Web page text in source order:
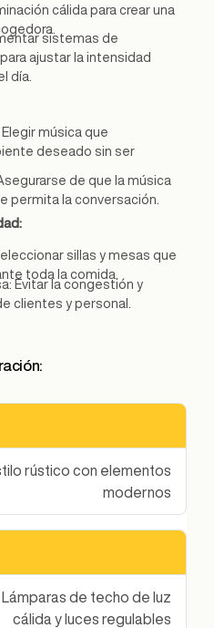
cálida para crear una
sistemas de
ajustar la intensidad
día.
música que
deseado sin ser
de que la música
permita la conversación.
sillas y mesas que
toda la comida.
Evitar la congestión y
clientes y personal.
rústico con elementos
modernos
Lámparas de techo de luz
cálida y luces regulables